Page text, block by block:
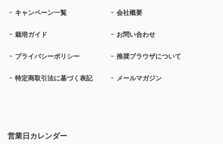
営業日カレンダー
キャンペーン一覧 会社概要
栽培ガイド お問い合わせ
プライバシーポリシー 推奨ブラウザについて
特定商取引法に基づく表記 メールマガジン